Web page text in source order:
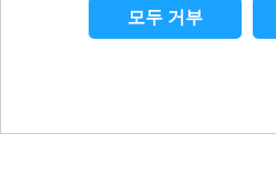
모두 거부